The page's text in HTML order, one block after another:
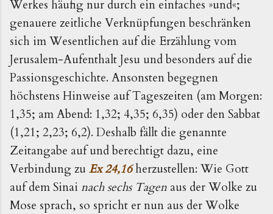
Werkes häufig nur durch ein einfaches »und«;
genauere zeitliche Verknüpfungen beschränken
sich im Wesentlichen auf die Erzählung vom
Jerusalem-Aufenthalt Jesu und besonders auf die
Passionsgeschichte. Ansonsten begegnen
höchstens Hinweise auf Tageszeiten (am Morgen:
1,35; am Abend: 1,32; 4,35; 6,35) oder den Sabbat
(1,21; 2,23; 6,2). Deshalb fällt die genannte
Zeitangabe auf und berechtigt dazu, eine
Verbindung zuEx 24,16herzustellen: Wie Gott
auf dem Sinainach sechs Ta­gen aus der Wolke zu
Mose sprach, so spricht er nun aus der Wolke